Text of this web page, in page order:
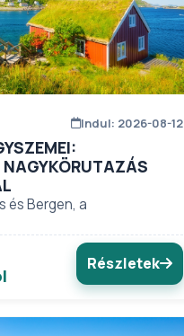
Indul: 2026-08-12
és Bergen, a
Részletek